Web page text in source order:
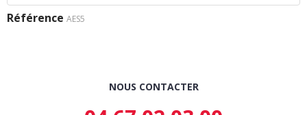
Référence AES5
NOUS CONTACTER